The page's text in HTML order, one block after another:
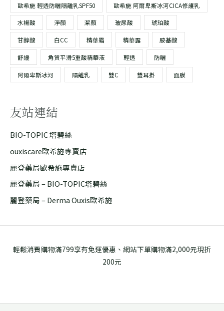
歐希施 輕透防曬隔離乳SPF50 歐希施 阿爾卑斯冰河CICA修護乳
水楊酸 淨顏 潔顏 玻尿酸 琥珀酸
甘醇酸 白CC 精華霜 精華露 胺基酸
舒緩 角質平滑5重酸精華液 輕透 防曬
阿爾卑斯冰河 隔離乳 雙C 雙耳掛 面膜
友站連結
BIO-TOPIC 塔碧絲
ouxiscare歐希施專賣店
麗登藥局歐希施專賣店
麗登藥局 – BIO-TOPIC塔碧絲
麗登藥局 – Derma Ouxis歐希施
輕鬆消費購物滿799享有免運優惠、網站下單購物滿2,000元現折
200元